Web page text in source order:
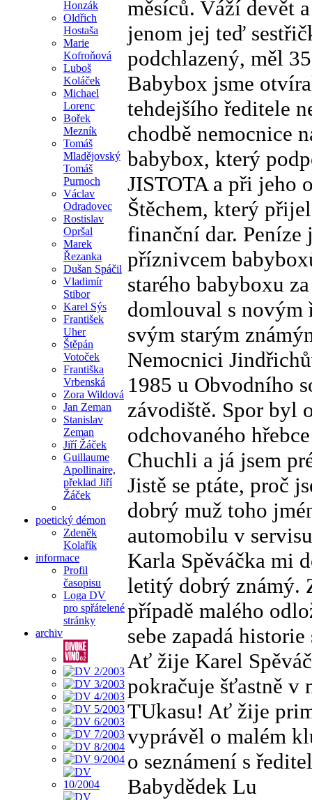
Honzák
Oldřich
Hostaša
Marie
Kofroňová
Luboš
Koláček
Michael
Lorenc
Bořek
Mezník
Tomáš
Mladějovský
Tomáš
Purnoch
Václav
Odradovec
Rostislav
Opršal
Marek
Řezanka
Dušan Spáčil
Vladimír
Stibor
Karel Sýs
František
Uher
Štěpán
Votoček
Františka
Vrbenská
Zora Wildová
Jan Zeman
Stanislav
Zeman
Jiří Žáček
Guillaume
Apollinaire,
překlad Jiří
Žáček
poetický démon
Zdeněk
Kolařík
informace
Profil
časopisu
Loga DV
pro spřátelené
stránky
archiv
měsíců. Váží devět
jenom jej teď
podchlazený, měl
Babybox jsme
tehdejšího ředitele
chodbě nemocnice
babybox, který
JISTOTA a při jeho
Štěchem, který
finanční dar. Peníze
příznivcem
starého babyboxu
domlouval s novým
svým starým
Nemocnici
1985 u Obvodního
závodiště. Spor byl
odchovaného
Chuchli a já jsem
Jistě se ptáte, proč
dobrý muž toho
automobilu v
Karla Spěváčka mi
letitý dobrý známý.
případě malého
sebe zapadá
Ať žije Karel
pokračuje šťastně v
TUkasu! Ať žije
vyprávěl o malém
o seznámení s
Babydědek Lu